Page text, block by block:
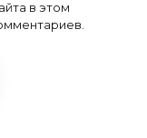
в этом